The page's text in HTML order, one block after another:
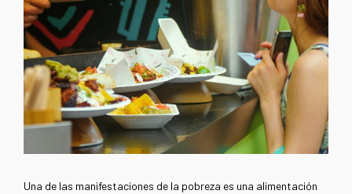
Una de las manifestaciones de la pobreza es una alimentación